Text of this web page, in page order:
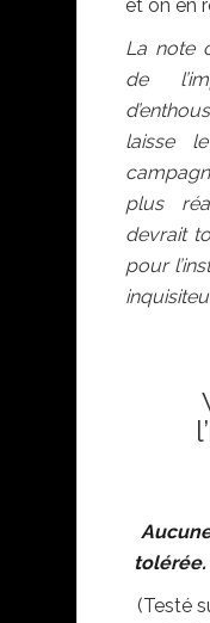
et on en
La note
de
laisse
plus
devrait
pour
tolérée.
(Testé